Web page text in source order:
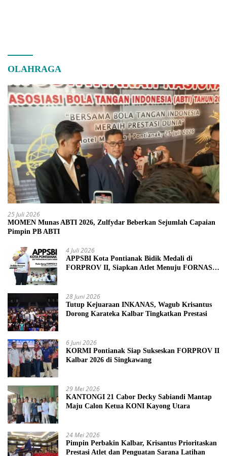
OLAHRAGA
25 Juli 2026
MOMEN Munas ABTI 2026, Zulfydar Beberkan Sejumlah Capaian
Pimpin PB ABTI
4 Juli 2026
APPSBI Kota Pontianak Bidik Medali di
FORPROV II, Siapkan Atlet Menuju FORNAS
28 Juni 2026
Tutup Kejuaraan INKANAS, Wagub Krisantus
Dorong Karateka Kalbar Tingkatkan Prestasi
6 Juni 2026
KORMI Pontianak Siap Sukseskan FORPROV II
Kalbar 2026 di Singkawang
29 Mei 2026
KANTONGI 21 Cabor Decky Sabiandi Mantap
Maju Calon Ketua KONI Kayong Utara
24 Mei 2026
Pimpin Perbakin Kalbar, Krisantus Prioritaskan
Prestasi Atlet dan Penguatan Sarana Latihan